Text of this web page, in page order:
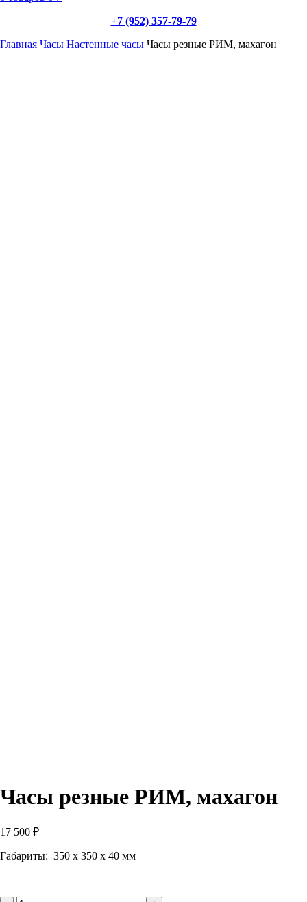
+7 (952) 357-79-79
Главная Часы Настенные часы Часы резные РИМ, махагон
Часы резные РИМ, махагон
17 500 ₽
Габариты: 350 х 350 х 40 мм